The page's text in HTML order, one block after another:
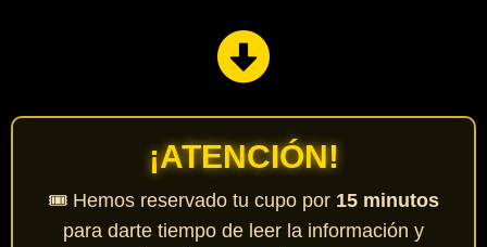
¡ATENCIÓN!
🎟️ Hemos reservado tu cupo por 15 minutos
para darte tiempo de leer la información y